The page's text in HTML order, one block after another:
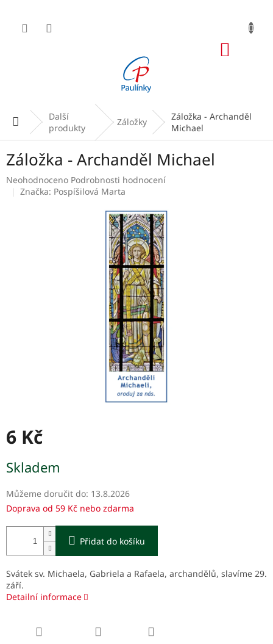
obsah
Domů Další
produkty
Záložky
Záložka - Archanděl
Michael
Záložka - Archanděl Michael
Průměrné
hodnocení
Neohodnoceno Podrobnosti hodnocení
Značka: Pospíšilová Marta
6 Kč
cena:
Skladem
Můžeme doručit do: 13.8.2026
Doprava od 59 Kč nebo zdarma
Přidat do košíku
Svátek sv. Michaela, Gabriela a Rafaela, archandělů, slavíme 29.
září.
Detailní informace